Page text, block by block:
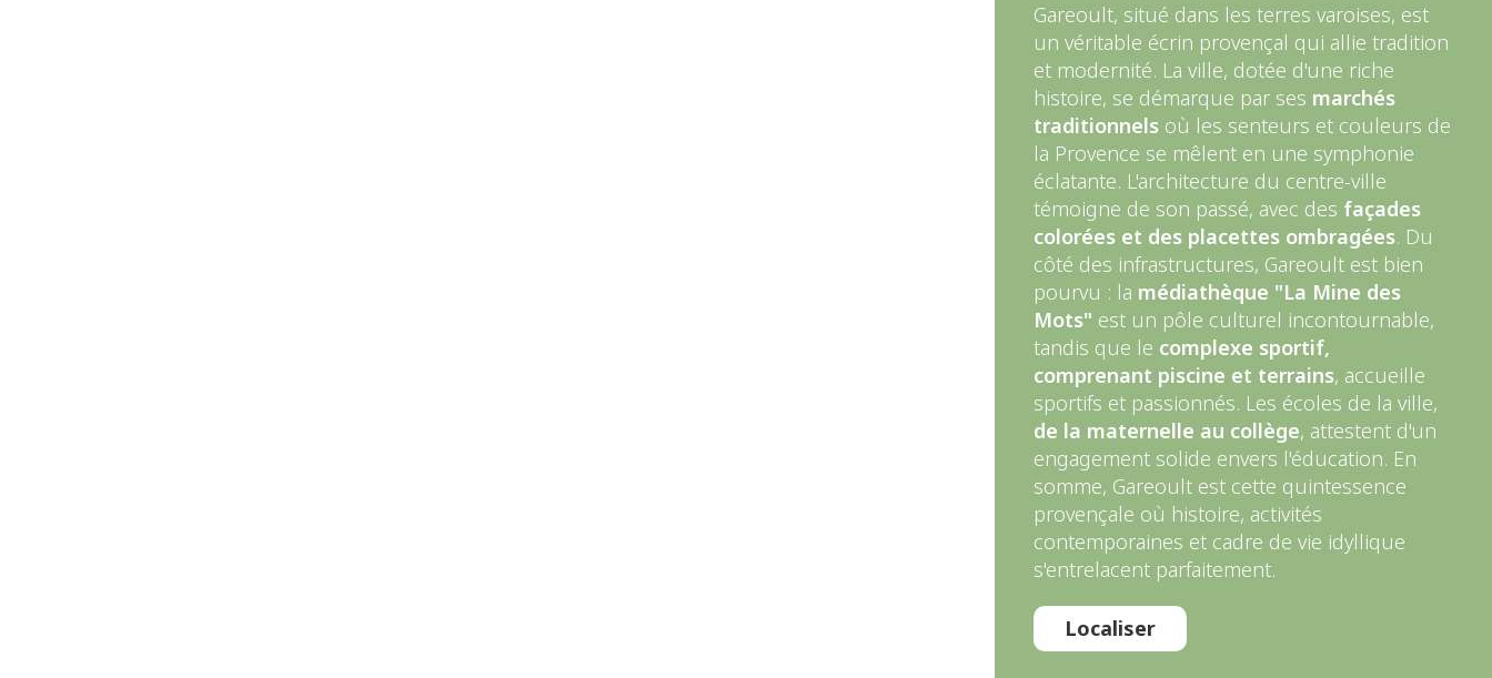
Gareoult, situé dans les terres varoises, est
un véritable écrin provençal qui allie tradition
et modernité. La ville, dotée d'une riche
histoire, se démarque par ses marchés
traditionnels où les senteurs et couleurs de
la Provence se mêlent en une symphonie
éclatante. L'architecture du centre-ville
témoigne de son passé, avec des façades
colorées et des placettes ombragées. Du
côté des infrastructures, Gareoult est bien
pourvu : la médiathèque "La Mine des
Mots" est un pôle culturel incontournable,
tandis que le complexe sportif,
comprenant piscine et terrains, accueille
sportifs et passionnés. Les écoles de la ville,
de la maternelle au collège, attestent d'un
engagement solide envers l'éducation. En
somme, Gareoult est cette quintessence
provençale où histoire, activités
contemporaines et cadre de vie idyllique
s'entrelacent parfaitement.
Localiser